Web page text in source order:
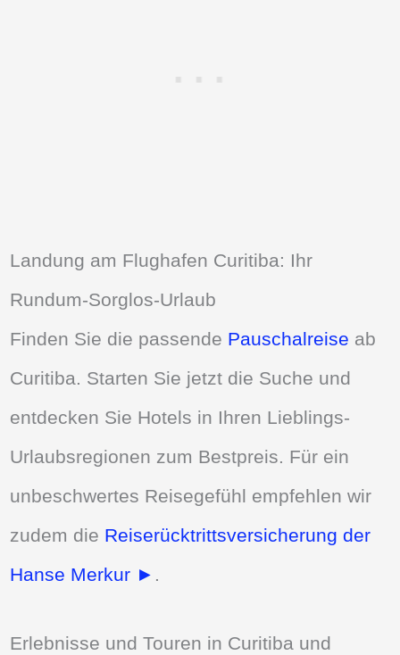
Landung am Flughafen Curitiba: Ihr
Rundum-Sorglos-Urlaub
Finden Sie die passende Pauschalreise ab
Curitiba. Starten Sie jetzt die Suche und
entdecken Sie Hotels in Ihren Lieblings-
Urlaubsregionen zum Bestpreis. Für ein
unbeschwertes Reisegefühl empfehlen wir
zudem die Reiserücktrittsversicherung der
Hanse Merkur ► .
Erlebnisse und Touren in Curitiba und